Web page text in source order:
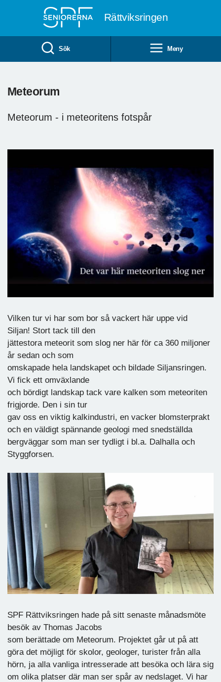
Rättviksringen
Sök Meny
Meteorum
Meteorum - i meteoritens fotspår
Vilken tur vi har som bor så vackert här uppe vid
Siljan! Stort tack till den
jättestora meteorit som slog ner här för ca 360 miljoner
år sedan och som
omskapade hela landskapet och bildade Siljansringen.
Vi fick ett omväxlande
och bördigt landskap tack vare kalken som meteoriten
frigjorde. Den i sin tur
gav oss en viktig kalkindustri, en vacker blomsterprakt
och en väldigt spännande geologi med snedställda
bergväggar som man ser tydligt i bl.a. Dalhalla och
Styggforsen.
SPF Rättviksringen hade på sitt senaste månadsmöte
besök av Thomas Jacobs
som berättade om Meteorum. Projektet går ut på att
göra det möjligt för skolor, geologer, turister från alla
hörn, ja alla vanliga intresserade att besöka och lära sig
om olika platser där man ser spår av nedslaget. Vi har